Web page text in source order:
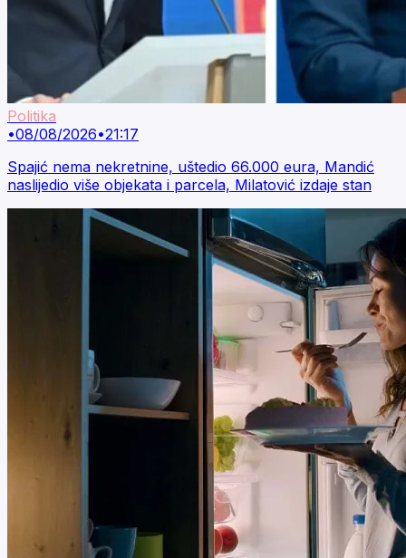
Politika
•08/08/2026•21:17
Spajić nema nekretnine, uštedio 66.000 eura, Mandić
naslijedio više objekata i parcela, Milatović izdaje stan